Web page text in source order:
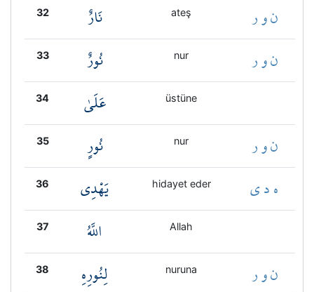
32 نَارٌ ateş ن و ر
33 نُورٌ nur ن و ر
34 عَلَىٰ üstüne
35 نُورٍ nur ن و ر
36 يَهْدِي hidayet eder ه د ي
37 اللَّهُ Allah
38 لِنُورِهِ nuruna ن و ر